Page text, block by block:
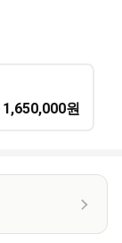
1,650,000원